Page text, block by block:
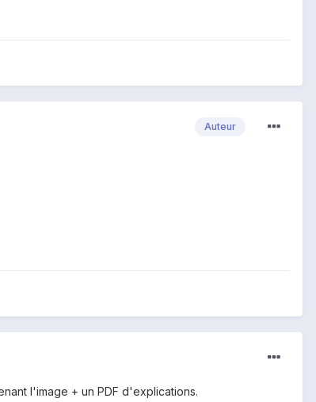
Auteur
l'image + un PDF d'explications.